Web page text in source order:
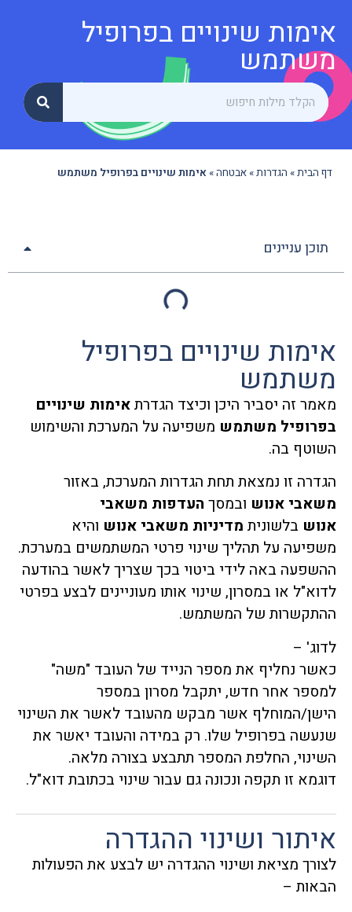
אימות שינויים בפרופיל
משתמש
דף הבית» הגדרות»אבטחה»אימות שינויים בפרופיל משתמש
תוכן עניינים
אימות שינויים בפרופיל
משתמש
מאמר זה יסביר היכן וכיצד הגדרתאימות שינויים
בפרופיל משתמש משפיעה על המערכת והשימוש
השוטף בה.
הגדרה זו נמצאת תחת הגדרות המערכת, באזור
משאבי אנוש ובמסך העדפות משאבי
אנוש בלשונית מדיניות משאבי אנוש והיא
משפיעה על תהליך שינוי פרטי המשתמשים במערכת.
ההשפעה באה לידי ביטוי בכך שצריך לאשר בהודעה
לדוא"ל או במסרון, שינוי אותו מעוניינים לבצע בפרטי
ההתקשרות של המשתמש.
לדוג' –
כאשר נחליף את מספר הנייד של העובד "משה"
למספר אחר חדש, יתקבל מסרון במספר
הישן/המוחלף אשר מבקש מהעובד לאשר את השינוי
שנעשה בפרופיל שלו. רק במידה והעובד יאשר את
השינוי, החלפת המספר תתבצע בצורה מלאה.
דוגמא זו תקפה ונכונה גם עבור שינוי בכתובת דוא"ל.
איתור ושינוי ההגדרה
לצורך מציאת ושינוי ההגדרה יש לבצע את הפעולות
הבאות –